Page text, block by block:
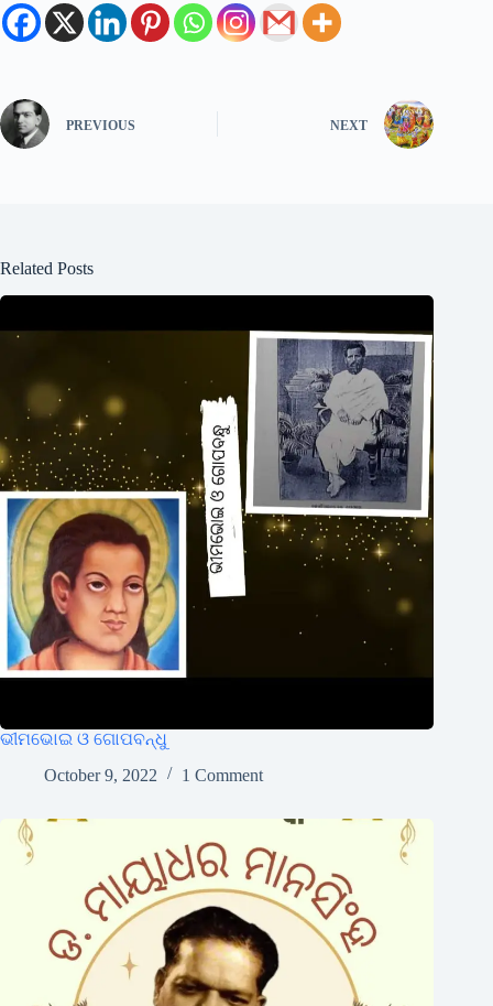
PREVIOUS NEXT
Related Posts
ଭୀମଭୋଇ ଓ ଗୋପବନ୍ଧୁ
October 9, 2022
1 Comment